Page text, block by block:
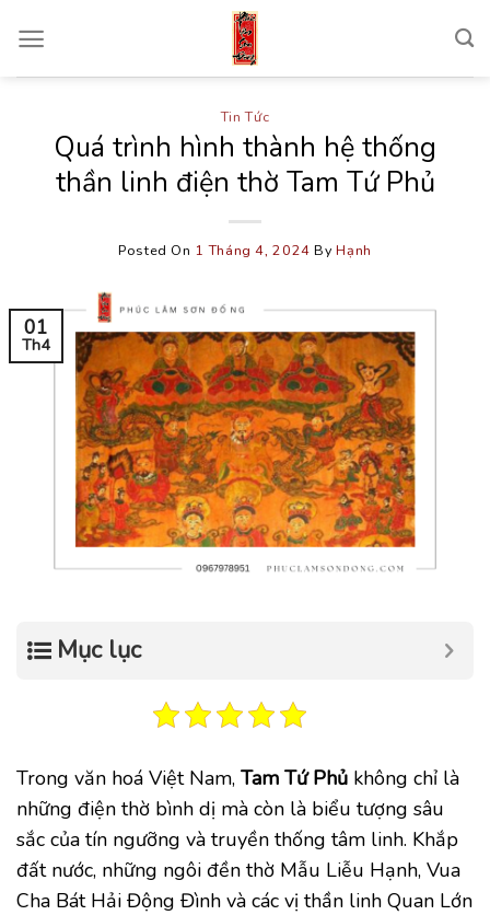
content
Tin Tức
Quá trình hình thành hệ thống
thần linh điện thờ Tam Tứ Phủ
Posted On 1 Tháng 4, 2024 ByHạnh
01
Th4
Mục lục
Trong văn hoá Việt Nam, Tam Tứ Phủ không chỉ là
những điện thờ bình dị mà còn là biểu tượng sâu
sắc của tín ngưỡng và truyền thống tâm linh. Khắp
đất nước, những ngôi đền thờ Mẫu Liễu Hạnh, Vua
Cha Bát Hải Động Đình và các vị thần linh Quan Lớn